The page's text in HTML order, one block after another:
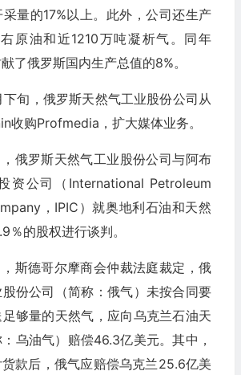
量的17%以上。此外，公司还生产
原油和近1210万吨凝析气。同年
了俄罗斯国内生产总值的8%。
下旬，俄罗斯天然气工业股份公司从
收购Profmedia，扩大媒体业务。
俄罗斯天然气工业股份公司与阿布
资公司（International Petroleum
，IPIC）就奥地利石油和天然
％的股权进行谈判。
斯德哥尔摩商会仲裁法庭裁定，俄
份公司（简称：俄气）未按合同要
够量的天然气，应向乌克兰石油天
乌油气）赔偿46.3亿美元。其中，
款后，俄气应赔偿乌克兰25.6亿美